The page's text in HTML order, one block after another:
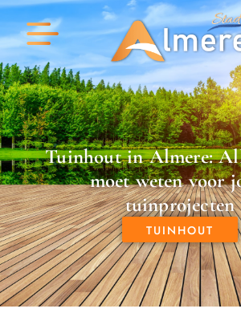
Tuinhout in Almere:
moet weten voor
tuinprojecten
TUINHOUT